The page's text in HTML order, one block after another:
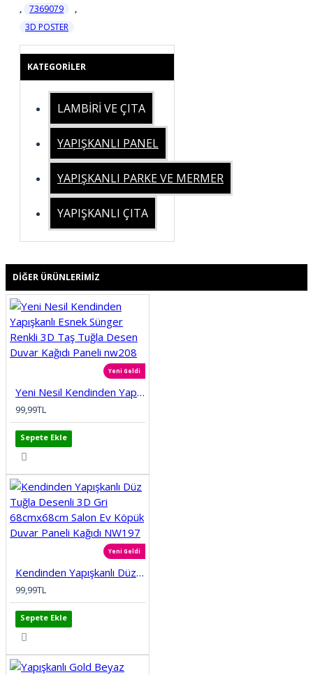
,
7369079
,
3D POSTER
KATEGORILER
LAMBİRİ VE ÇITA
YAPIŞKANLI PANEL
YAPIŞKANLI PARKE VE MERMER
YAPIŞKANLI ÇITA
DIĞER ÜRÜNLERIMIZ
Yeni Geldi
Yeni Nesil Kendinden Yapışkanlı Esnek Sünger Renkli 3D Taş Tuğla Desen Duvar Kağıdı Paneli nw208
99,99TL
Sepete Ekle
Yeni Geldi
Kendinden Yapışkanlı Düz Tuğla Desenli 3D Gri 68cmx68cm Salon Ev Köpük Duvar Paneli Kağıdı NW197
99,99TL
Sepete Ekle